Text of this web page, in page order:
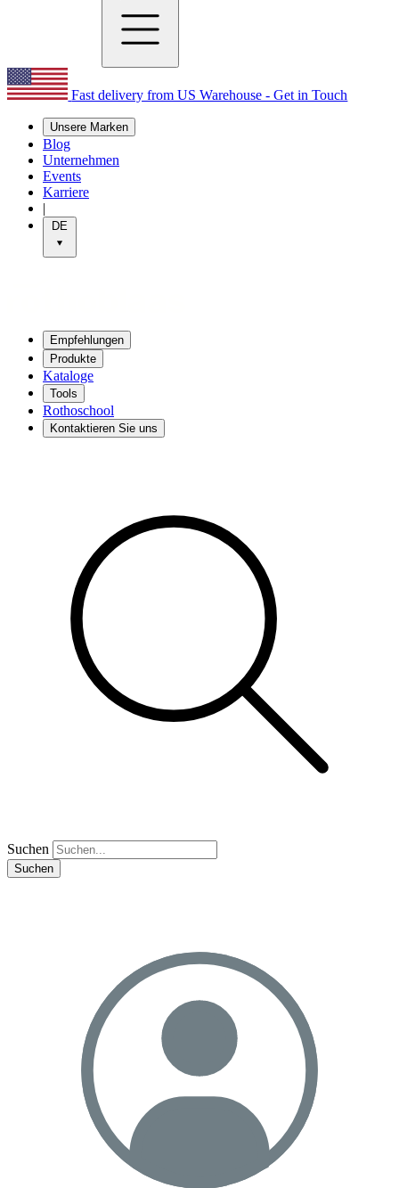
Fast delivery from US Warehouse - Get in Touch
Unsere Marken
Blog
Unternehmen
Events
Karriere
|
DE
Empfehlungen
Produkte
Kataloge
Tools
Rothoschool
Kontaktieren Sie uns
Suchen
Suchen